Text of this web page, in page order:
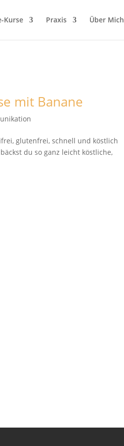
Kurse Praxis Über Mich
mit Banane
glutenfrei, schnell und köstlich
du so ganz leicht köstliche,